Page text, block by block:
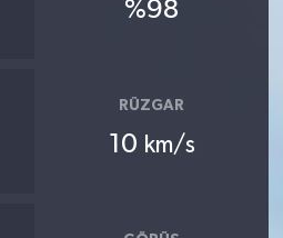
%98
RÜZGAR
10 km/s